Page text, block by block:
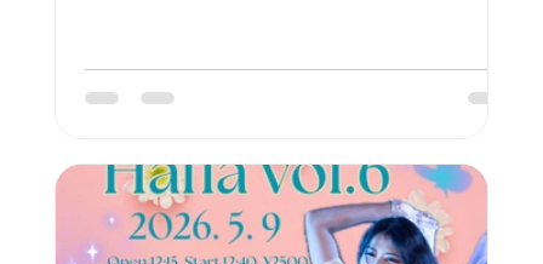
回/月 14:45-16:00 レッスン日: 7/29, 8/12, 8/19,
9/2, 9/9, 9/16, 10/7, 10/14, 10/21, 11/4, 11/11, 11/18
¥8200 (上記のオ録画受講と混ぜることも可能。
その場合は対面受講料金になります) 【レッスン
内容】 ストレッチ、ダンス基礎、ベリーダンステ
クニック基礎応用、振付、表現 【振付曲】 メジ